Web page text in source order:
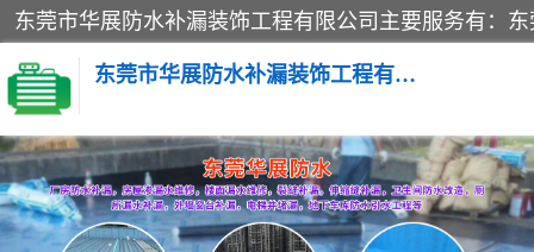
东莞市华展防水补漏装饰工程有限公司
楼面防水补漏